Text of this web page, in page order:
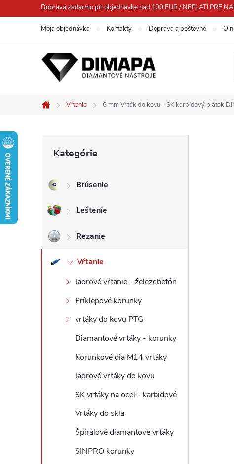
na
Doprava zadarmo pri objednávke nad 100 EUR / NEPLATÍ PRE
Moja objednávka Kontakty Doprava a poštovné O
Domov
Vŕtanie 6 mm Vrták do kovu - SK karbidový plátok
č
n
ý
p
kategórie
Kategórie
Brúsenie
Leštenie
Rezanie
Vŕtanie
Jadrové vŕtanie - železobetón
Príklepové korunky
vrtáky do kovu PTG
Diamantové vrtáky - korunky
Korunkové dia M14 vrtáky
Jadrové vrtáky do kovu
SK vrtáky na oceľ - karbidové
Vrtáky do skla
Špirálové diamantové vrtáky
SINPRO korunky